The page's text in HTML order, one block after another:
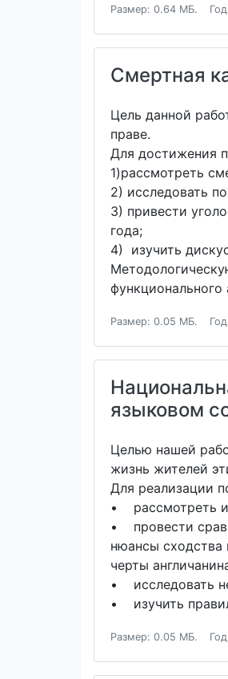
Размер: 0.64 МБ.
Смертная
Цель данной
праве.
Для достижения
1)рассмотреть
2) исследовать
3) привести
года;
4) изучить
Размер: 0.05 МБ.
языковом
Целью нашей
жизнь жителей
Для реализации
• рассмотреть и
• провести
нюансы сходства
черты
• исследовать
• изучить
Размер: 0.05 МБ.